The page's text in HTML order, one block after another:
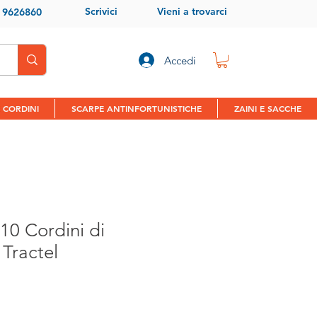
Accedi
Scrivici Vieni a trovarci
CORDINI SCARPE ANTINFORTUNISTICHE ZAINI E SACCHE
Cordini di